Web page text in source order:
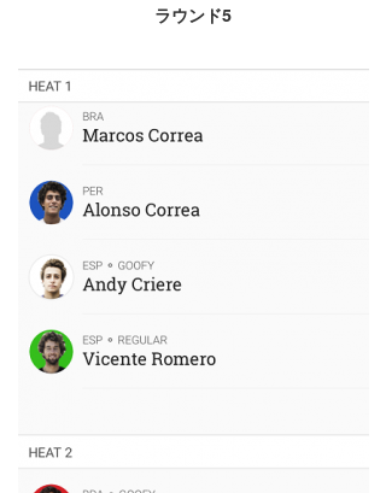
ラウンド5
ライター/寄稿メディア
Core Surf Japan
Naoya Kimoto
mitsuteru Kamio
メディア
SURFMEDIA
波伝説アンバサダー/プロライダー
波伝説スタッフ